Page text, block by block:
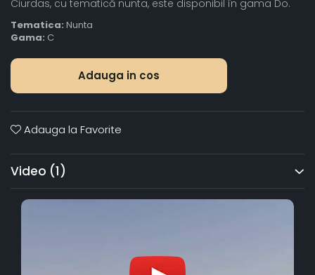
Ciurdas, cu tematică nunta, este disponibil în gama Do.
Tematica: Nunta
Gama: C
Adauga in cos
Adauga la Favorite
Video (1)